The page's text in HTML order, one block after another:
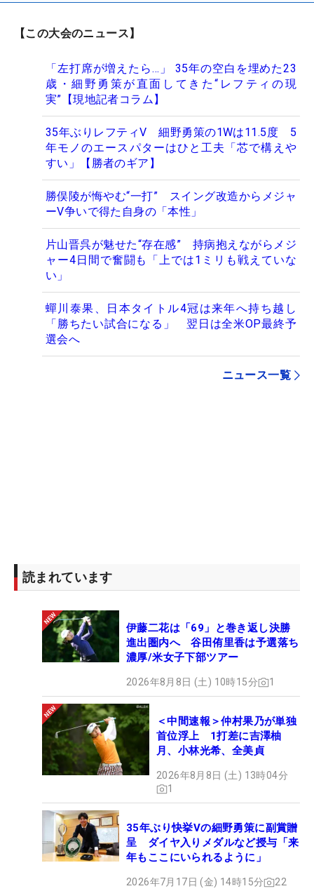
【この大会のニュース】
「左打席が増えたら…」 35年の空白を埋めた23
歳・細野勇策が直面してきた“レフティの現
実”【現地記者コラム】
35年ぶりレフティV 細野勇策の1Wは11.5度 5
年モノのエースパターはひと工夫「芯で構えや
すい」【勝者のギア】
勝俣陵が悔やむ“一打” スイング改造からメジャ
ーV争いで得た自身の「本性」
片山晋呉が魅せた“存在感” 持病抱えながらメジ
ャー4日間で奮闘も「上では1ミリも戦えていな
い」
蟬川泰果、日本タイトル4冠は来年へ持ち越し
「勝ちたい試合になる」 翌日は全米OP最終予
選会へ
ニュース一覧
読まれています
伊藤二花は「69」と巻き返し決勝
進出圏内へ 谷田侑里香は予選落ち
濃厚/米女子下部ツアー
2026年8月8日 (土) 10時15分 1
＜中間速報＞仲村果乃が単独
首位浮上 1打差に吉澤柚
月、小林光希、全美貞
2026年8月8日 (土) 13時04分
1
35年ぶり快挙Vの細野勇策に副賞贈
呈 ダイヤ入りメダルなど授与「来
年もここにいられるように」
2026年7月17日 (金) 14時15分 22